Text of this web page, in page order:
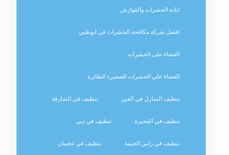
اباده الحشرات والقوارض
افضل شركة مكافحة الحشرات في ابوظبي
القضاء على الحشرات
القضاء على الحشرات الصغيرة الطائرة
تنظيف المنازل في العين تنظيف في الشارقة
تنظيف في الفجيرة تنظيف في دبي
تنظيف في راس الخيمة تنظيف في عجمان